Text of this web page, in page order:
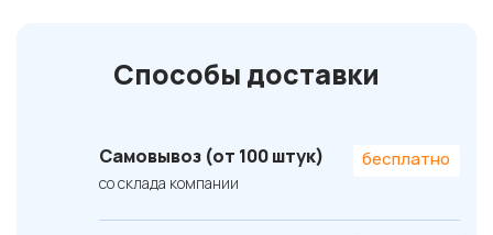
Способы доставки
Самовывоз (от 100 штук)
со склада компании
бесплатно